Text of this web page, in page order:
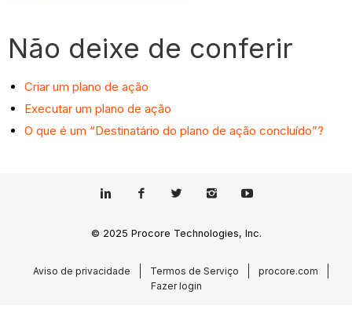
Não deixe de conferir
Criar um plano de ação
Executar um plano de ação
O que é um “Destinatário do plano de ação concluído”?
© 2025 Procore Technologies, Inc.
Aviso de privacidade Termos de Serviço
procore.com
Fazer login